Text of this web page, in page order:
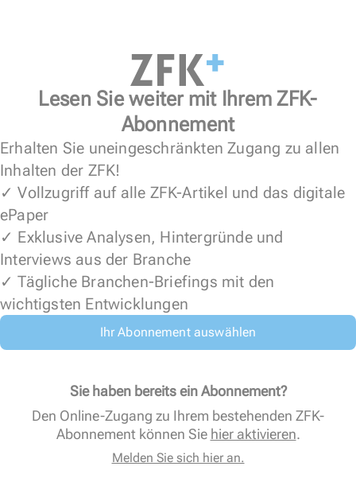
Lesen Sie weiter mit Ihrem ZFK-
Abonnement
Erhalten Sie uneingeschränkten Zugang zu allen
Inhalten der ZFK!
✓ Vollzugriff auf alle ZFK-Artikel und das digitale
ePaper
✓ Exklusive Analysen, Hintergründe und
Interviews aus der Branche
✓ Tägliche Branchen-Briefings mit den
wichtigsten Entwicklungen
Ihr Abonnement auswählen
Sie haben bereits ein Abonnement?
Den Online-Zugang zu Ihrem bestehenden ZFK-
Abonnement können Sie hier aktivieren.
Melden Sie sich hier an.